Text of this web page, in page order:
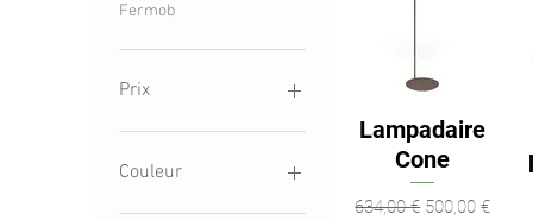
Fermob
Prix
29 €
Couleur
Aperçu rapide
Lampadaire
Cone
Prix original
634,00 € Prix
500,00 €